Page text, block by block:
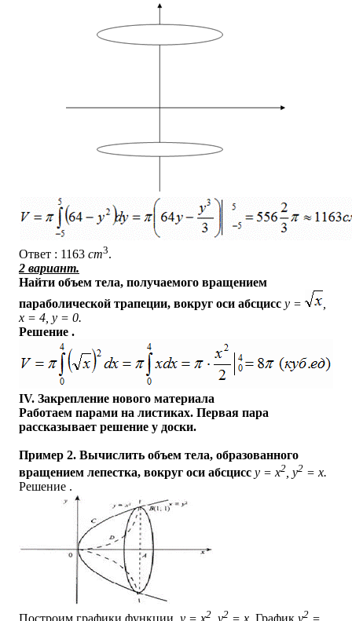
Ответ : 1163 cm3.
2 вариант.
Найти объем тела, получаемого вращением
параболической трапеции, вокруг оси абсцисс y =
x = 4, y = 0.
Решение .
IV. Закрепление нового материала
Работаем парами на листиках. Первая пара
рассказывает решение у доски.
Пример 2. Вычислить объем тела, образованного
вращением лепестка, вокруг оси абсцисс y = x2 , y2 = x.
Решение .
2 2 2